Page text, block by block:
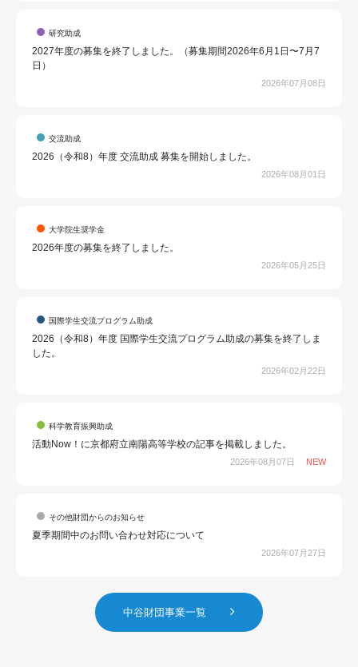
研究助成
2027年度の募集を終了しました。（募集期間2026年6月1日〜7月7
日）
2026年07月08日
交流助成
2026（令和8）年度 交流助成 募集を開始しました。
2026年08月01日
大学院生奨学金
2026年度の募集を終了しました。
2026年05月25日
国際学生交流プログラム助成
2026（令和8）年度 国際学生交流プログラム助成の募集を終了しま
した。
2026年02月22日
科学教育振興助成
活動Now！に京都府立南陽高等学校の記事を掲載しました。
2026年08月07日 NEW
その他財団からのお知らせ
夏季期間中のお問い合わせ対応について
2026年07月27日
中谷財団事業一覧